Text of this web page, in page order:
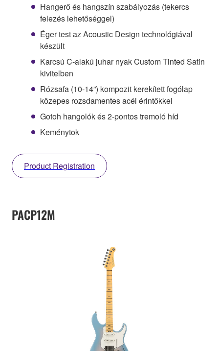
Hangerő és hangszín szabályozás (tekercs
felezés lehetőséggel)
Éger test az Acoustic Design technológiával
készült
Karcsú C-alakú juhar nyak Custom Tinted Satin
kivitelben
Rózsafa (10-14”) kompozit kerekített fogólap
közepes rozsdamentes acél érintőkkel
Gotoh hangolók és 2-pontos tremoló híd
Keménytok
Product Registration
PACP12M